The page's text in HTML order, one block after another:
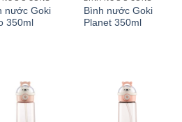
nước Goki
350ml
Bình nước Goki
Planet 350ml